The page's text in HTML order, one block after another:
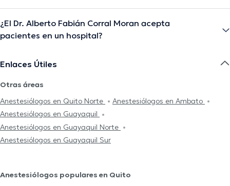
¿El Dr. Alberto Fabián Corral Moran acepta
pacientes en un hospital?
Enlaces Útiles
Otras áreas
Anestesiólogos en Quito Norte
Anestesiólogos en Ambato
Anestesiólogos en Guayaquil
Anestesiólogos en Guayaquil Norte
Anestesiólogos en Guayaquil Sur
Anestesiólogos populares en Quito